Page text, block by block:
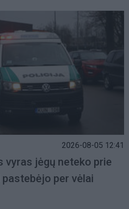
2026-08-05 12:41
vyras jėgų neteko prie
per vėlai